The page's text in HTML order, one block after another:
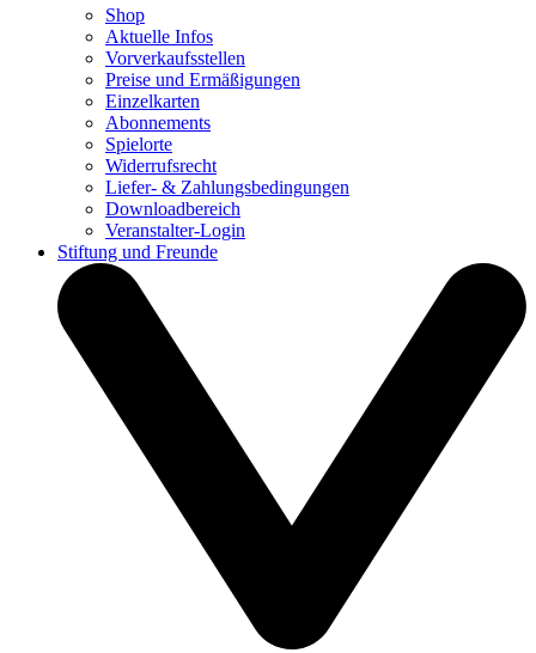
Shop
Aktuelle Infos
Vorverkaufsstellen
Preise und Ermäßigungen
Einzelkarten
Abonnements
Spielorte
Widerrufsrecht
Liefer- & Zahlungsbedingungen
Downloadbereich
Veranstalter-Login
Stiftung und Freunde